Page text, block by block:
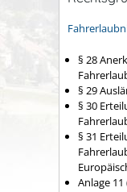
§ 28
§ 29
§ 30
§ 31
Anlage